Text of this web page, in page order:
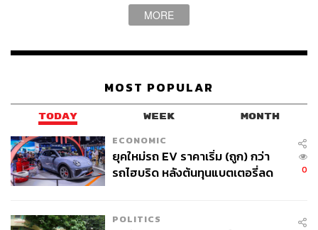
ABOUT THE AUTHOR
Senior Content Creator กองข่าวต่างประเทศ
MORE
MOST POPULAR
TODAY WEEK MONTH
ECONOMIC
ยุคใหม่รถ EV ราคาเริ่ม (ถูก) กว่า
รถไฮบริด หลังต้นทุนแบตเตอรี่ลด
0
POLITICS